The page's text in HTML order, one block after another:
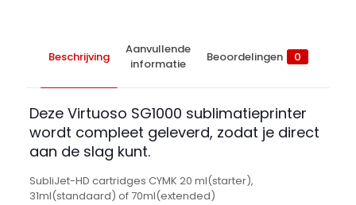
Beschrijving
Aanvullende
informatie
Beoordelingen 0
Deze Virtuoso SG1000 sublimatieprinter
wordt compleet geleverd, zodat je direct
aan de slag kunt.
SubliJet-HD cartridges CYMK 20 ml(starter),
31ml(standaard) of 70ml(extended)